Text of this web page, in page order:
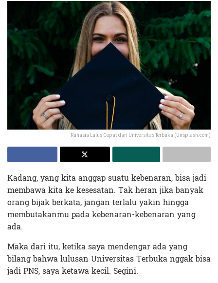
Rahasia Lulus Cepat dari Universitas Terbuka (Unsplash.com)
Kadang, yang kita anggap suatu kebenaran, bisa jadi
membawa kita ke kesesatan. Tak heran jika banyak
orang bijak berkata, jangan terlalu yakin hingga
membutakanmu pada kebenaran-kebenaran yang
ada.
Maka dari itu, ketika saya mendengar ada yang
bilang bahwa lulusan Universitas Terbuka nggak bisa
jadi PNS, saya ketawa kecil. Segini.